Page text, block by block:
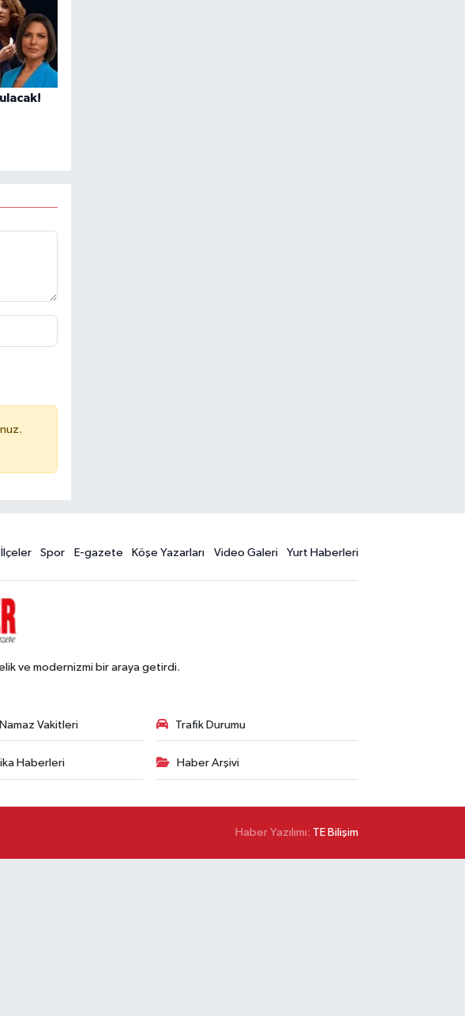
İlçeler Spor E-gazete Köşe Yazarları Video Galeri Yurt Haberleri
ve modernizmi bir araya getirdi.
Vakitleri Trafik Durumu
Haberleri Haber Arşivi
Haber Yazılımı: TE Bilişim